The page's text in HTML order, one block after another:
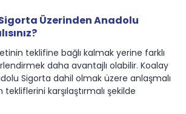
Üzerinden Anadolu
teklifine bağlı kalmak yerine farklı
daha avantajlı olabilir. Koalay
Sigorta dahil olmak üzere anlaşmalı
karşılaştırmalı şekilde